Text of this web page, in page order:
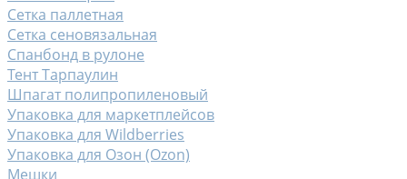
Сетка паллетная
Сетка сеновязальная
Спанбонд в рулоне
Тент Тарпаулин
Шпагат полипропиленовый
Упаковка для маркетплейсов
Упаковка для Wildberries
Упаковка для Озон (Ozon)
Мешки